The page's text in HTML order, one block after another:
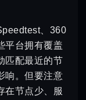
、360
平台拥有覆盖
匹配最近的节
响。但要注意
在节点少、服